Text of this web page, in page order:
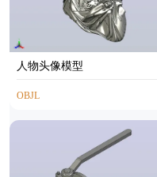
人物头像模型
OBJL